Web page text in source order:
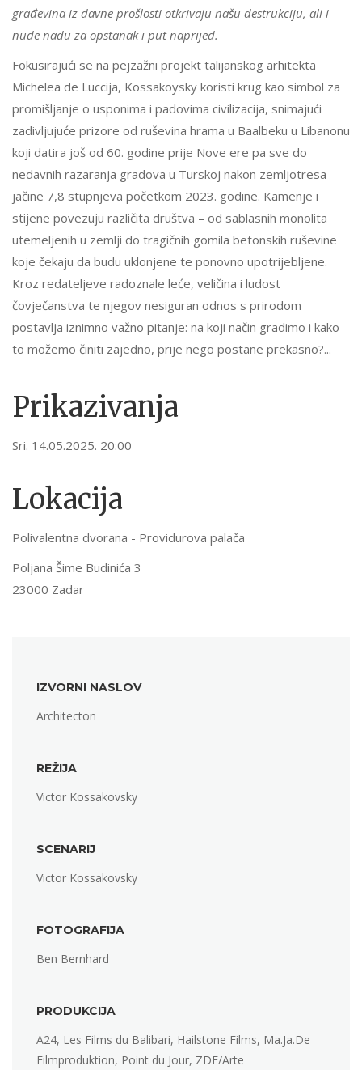
građevina iz davne prošlosti otkrivaju našu destrukciju, ali i
nude nadu za opstanak i put naprijed.
Fokusirajući se na pejzažni projekt talijanskog arhitekta
Michelea de Luccija, Kossakoysky koristi krug kao simbol za
promišljanje o usponima i padovima civilizacija, snimajući
zadivljujuće prizore od ruševina hrama u Baalbeku u Libanonu
koji datira još od 60. godine prije Nove ere pa sve do
nedavnih razaranja gradova u Turskoj nakon zemljotresa
jačine 7,8 stupnjeva početkom 2023. godine. Kamenje i
stijene povezuju različita društva – od sablasnih monolita
utemeljenih u zemlji do tragičnih gomila betonskih ruševine
koje čekaju da budu uklonjene te ponovno upotrijebljene.
Kroz redateljeve radoznale leće, veličina i ludost
čovječanstva te njegov nesiguran odnos s prirodom
postavlja iznimno važno pitanje: na koji način gradimo i kako
to možemo činiti zajedno, prije nego postane prekasno?...
Prikazivanja
Sri. 14.05.2025. 20:00
Lokacija
Polivalentna dvorana - Providurova palača
Poljana Šime Budinića 3
23000 Zadar
IZVORNI NASLOV
Architecton
REŽIJA
Victor Kossakovsky
SCENARIJ
Victor Kossakovsky
FOTOGRAFIJA
Ben Bernhard
PRODUKCIJA
A24, Les Films du Balibari, Hailstone Films, Ma.Ja.De
Filmproduktion, Point du Jour, ZDF/Arte